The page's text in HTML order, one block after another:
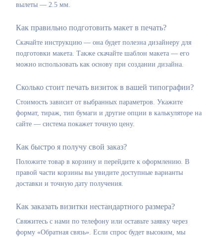
вылеты — 2.5 мм.
Как правильно подготовить макет в печать?
Скачайте инструкцию — она будет полезна дизайнеру для
подготовки макета. Также скачайте шаблон макета — его
можно использовать как основу при создании дизайна.
Сколько стоит печать визиток в вашей типографии?
Стоимость зависит от выбранных параметров. Укажите
формат, тираж, тип бумаги и другие опции в калькуляторе на
сайте — система покажет точную цену.
Как быстро я получу свой заказ?
Положите товар в корзину и перейдите к оформлению. В
правой части корзины вы увидите доступные варианты
доставки и точную дату получения.
Как заказать визитки нестандартного размера?
Свяжитесь с нами по телефону или оставьте заявку через
форму «Обратная связь». Если спрос будет высоким, мы